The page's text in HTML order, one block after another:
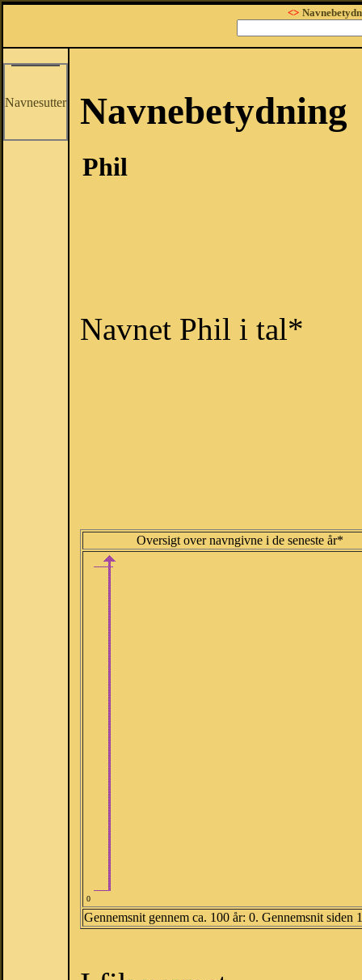
<>
Navnesutter Navnebetydning
Phil
Navnet Phil i tal*
Oversigt over navngivne i de seneste år*
0
Gennemsnit gennem ca. 100 år: 0. Gennemsnit siden